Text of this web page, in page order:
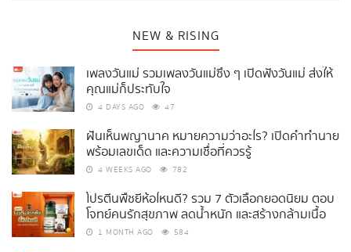
NEW & RISING
เพลงวันแม่ รวมเพลงวันแม่ซึ้ง ๆ เปิดฟังวันแม่ ส่งให้
คุณแม่ก็ประทับใจ
4 DAYS AGO 47
ฝันเห็นพญานาค หมายความว่าอะไร? เปิดคำทำนาย
พร้อมเลขเด็ด และความเชื่อที่ควรรู้
4 WEEKS AGO 782
โปรตีนพืชยี่ห้อไหนดี? รวม 7 ตัวเลือกยอดนิยม ตอบ
โจทย์คนรักสุขภาพ ลดน้ำหนัก และสร้างกล้ามเนื้อ
1 MONTH AGO 584